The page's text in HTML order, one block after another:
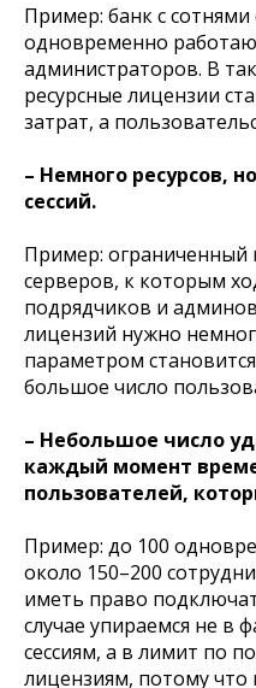
Пример: банк с
одновременно
администраторов. В
ресурсные лицензии
затрат, а
– Немного ресурсов,
сессий.
Пример: ограниченный
серверов, к которым
подрядчиков и
лицензий нужно
параметром
большое число
– Небольшое число
каждый момент
пользователей,
Пример: до 100
около 150–200
иметь право
случае упираемся не в
сессиям, а в лимит по
лицензиям, потому что